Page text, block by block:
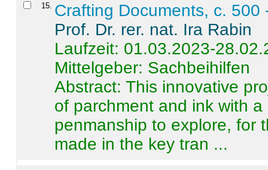
15 Crafting Documents, c. 500
Prof. Dr. rer. nat. Ira Rabin
Laufzeit: 01.03.2023-
Mittelgeber: Sachbeihilfen
Abstract:This innovative
of parchment and ink with
penmanship to explore, for
made in the key tran ...